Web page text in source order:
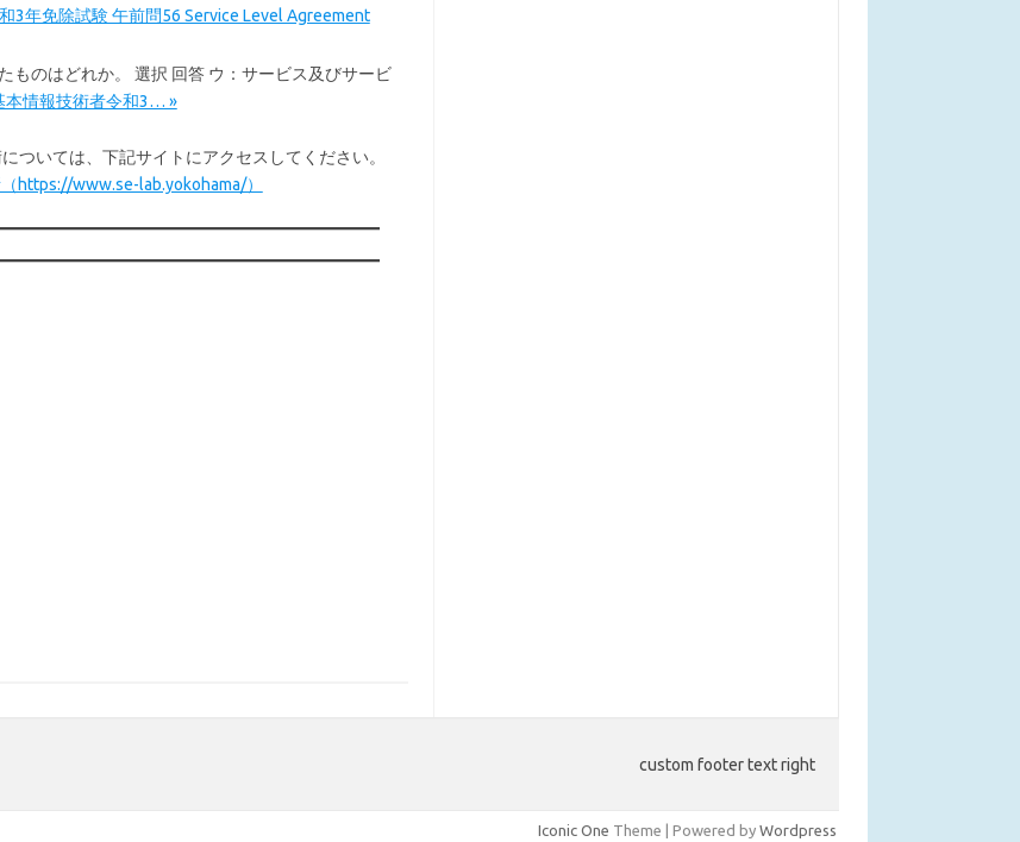
3年免除試験 午前問56 Service Level Agreement
ものはどれか。 選択 回答 ウ：サービス及びサービ
本情報技術者令和3… »
ついては、下記サイトにアクセスしてください。
https://www.se-lab.yokohama/）
custom footer text right
Iconic One Theme | Powered by Wordpress